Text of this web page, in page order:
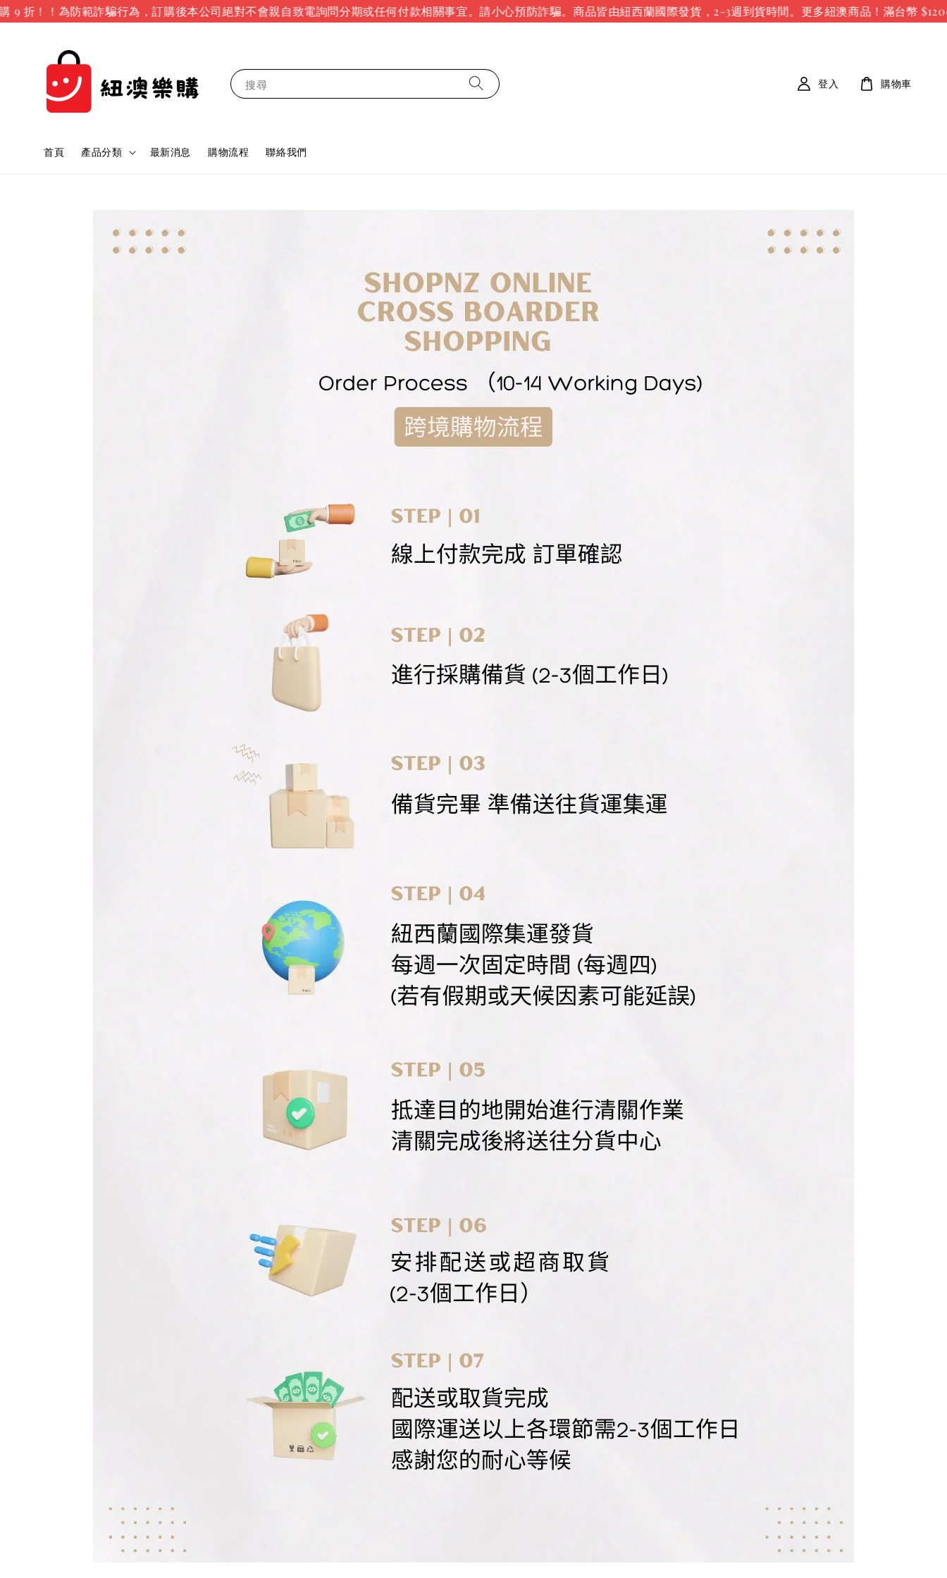
折！！ 為防範詐騙行為，訂購後本公司絕對不會親自致電詢問分期或任何付款相關事宜。請小心預防詐騙。商品皆由紐西蘭國際發貨，2-3週到貨時間。更多紐澳商品！滿台幣 $1200
搜尋
首頁 產品分類 最新消息 購物流程 聯絡我們
登入 購物車